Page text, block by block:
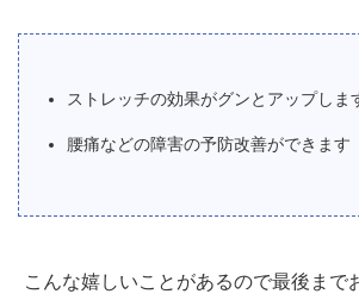
ストレッチの効果がグンとアップしま
腰痛などの障害の予防改善ができます
こんな嬉しいことがあるので最後まで